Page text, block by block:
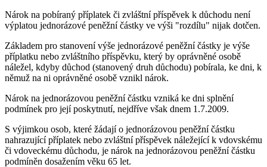
Nárok na pobíraný příplatek či zvláštní příspěvek k důchodu není
výplatou jednorázové peněžní částky ve výši "rozdílu" nijak dotčen.
Základem pro stanovení výše jednorázové peněžní částky je výše
příplatku nebo zvláštního příspěvku, který by oprávněné osobě
náležel, kdyby důchod (stanovený druh důchodu) pobírala, ke dni, k
němuž na ni oprávněné osobě vznikl nárok.
Nárok na jednorázovou peněžní částku vzniká ke dni splnění
podmínek pro její poskytnutí, nejdříve však dnem 1.7.2009.
S výjimkou osob, které žádají o jednorázovou peněžní částku
nahrazující příplatek nebo zvláštní příspěvek náležející k vdovskému
či vdoveckému důchodu, je nárok na jednorázovou peněžní částku
podmíněn dosažením věku 65 let.